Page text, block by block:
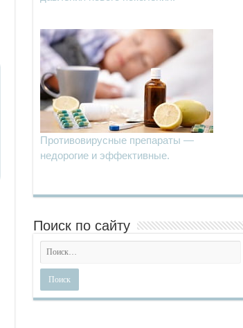
Противовирусные препараты —
недорогие и эффективные.
Поиск по сайту